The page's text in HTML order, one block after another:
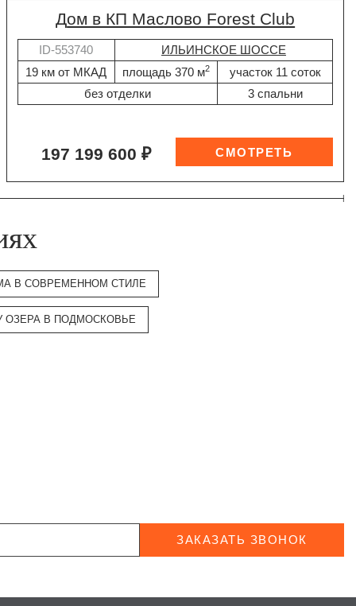
дом в КП Маслово Forest Club
ID-553740
ИЛЬИНСКОЕ ШОССЕ
19 км от МКАД
площадь 370 м2
участок 11 соток
без отделки
3 спальни
197 199 600 ₽
В СОВРЕМЕННОМ СТИЛЕ
ОЗЕРА В ПОДМОСКОВЬЕ
ЗАКАЗАТЬ ЗВОНОК